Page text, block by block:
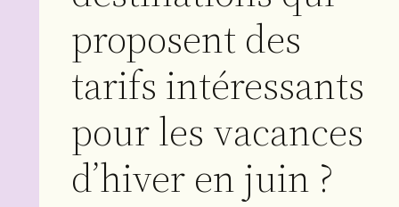
proposent des
tarifs intéressants
pour les vacances
d’hiver en juin ?